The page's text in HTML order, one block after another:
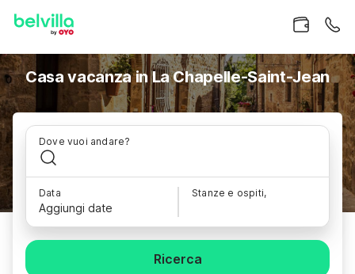
Casa vacanza in La Chapelle-Saint-Jean
Dove vuoi andare?
Data
Aggiungi date
Stanze e ospiti,
Ricerca